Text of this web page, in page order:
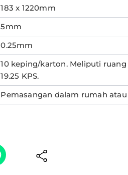
183 x 1220mm
5mm
0.25mm
10 keping/karton. Meliputi
19.25 KPS.
Pemasangan dalam rumah